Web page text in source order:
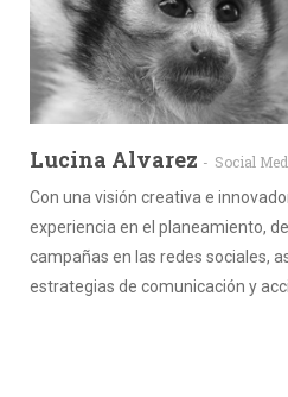
Lucina Alvarez
Social
Con una visión creativa e
experiencia en el planeamiento,
campañas en las redes sociales,
estrategias de comunicación y